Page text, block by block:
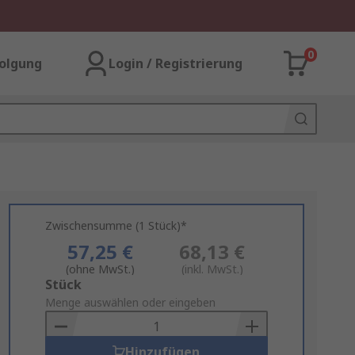
Login / Registrierung
0
Zwischensumme (1 Stück)*
57,25 €
(ohne MwSt.)
68,13 €
(inkl. MwSt.)
Add
to
Basket
Stück
Menge auswählen oder eingeben